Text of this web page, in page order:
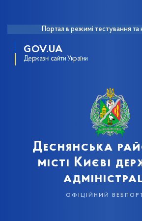
Портал в режимі тестування та
GOV.UA
Державні сайти України
Деснянська
місті Києві
офіційний